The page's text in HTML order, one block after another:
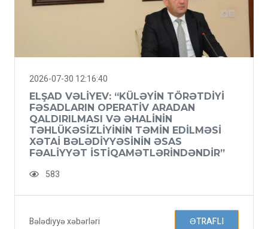
2026-07-30 12:16:40
ELŞAD VƏLIYEV: “KÜLƏYIN TÖRƏTDIYI
FƏSADLARIN OPERATIV ARADAN
QALDIRILMASI VƏ ƏHALININ
TƏHLÜKƏSIZLIYININ TƏMIN EDILMƏSI
XƏTAI BƏLƏDIYYƏSININ ƏSAS
FƏALIYYƏT ISTIQAMƏTLƏRINDƏNDIR”
583
Bələdiyyə xəbərləri ƏTRAFLI